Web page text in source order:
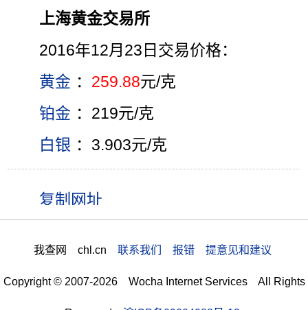
上海黄金交易所
2016年12月23日交易价格：
黄金 ： 259.88元/克
铂金 ：219元/克
白银 ：3.903元/克
我查网 chl.cn 联系我们 报错 提意见和建议
Copyright © 2007-2026 Wocha Internet Services All Rights